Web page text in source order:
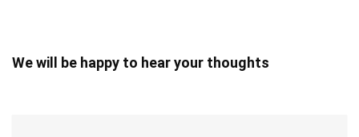
We will be happy to hear your thoughts